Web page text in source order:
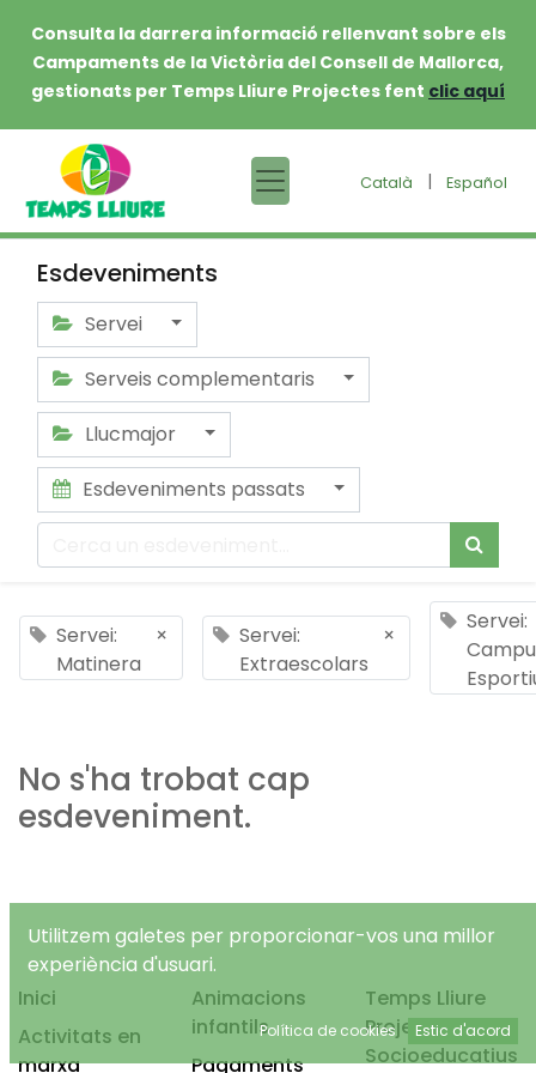
Consulta la darrera informació rellenvant sobre els
Campaments de la Victòria del Consell de Mallorca,
gestionats per Temps Lliure Projectes fent clic aquí
Català | Español
Esdeveniments
Servei
Serveis complementaris
Llucmajor
Esdeveniments passats
Servei:
Matinera
×
Servei:
Extraescolars
×
Servei:
No s'ha trobat cap
esdeveniment.
Inici
Activitats en
marxa
Animacions
infantils
Pagaments
Temps Lliure
Projectes
Socioeducatius
Utilitzem galetes per proporcionar-vos una millor
experiència d'usuari.
Política de cookies Estic d'acord